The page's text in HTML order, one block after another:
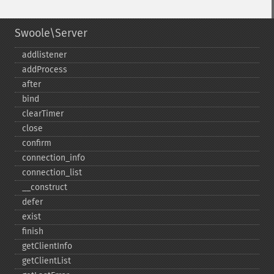
Swoole\Server
addlistener
addProcess
after
bind
clearTimer
close
confirm
connection_​info
connection_​list
_​_​construct
defer
exist
finish
getClientInfo
getClientList